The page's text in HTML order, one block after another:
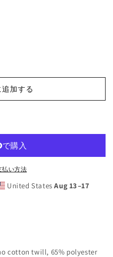
加する
払い方法
United StatesAug 13⁠–17
cotton twill, 65% polyester